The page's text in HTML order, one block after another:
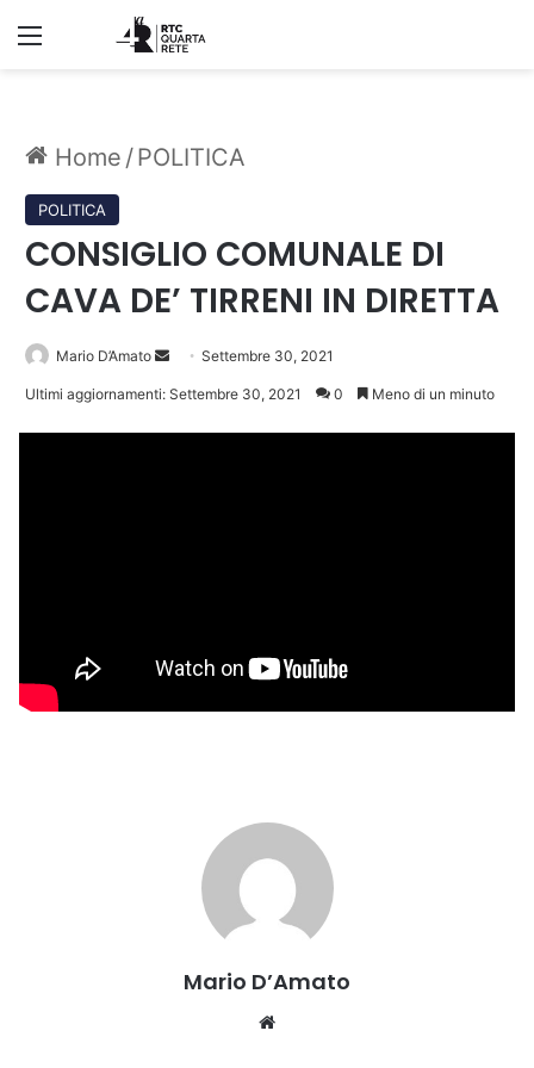
Menu
Home / POLITICA
POLITICA
CONSIGLIO COMUNALE DI
CAVA DE’ TIRRENI IN DIRETTA
Mario D’Amato
Invia Settembre 30, 2021
Ultimi aggiornamenti: Settembre 30, 2021 0 Meno di un minuto
Mario D’Amato